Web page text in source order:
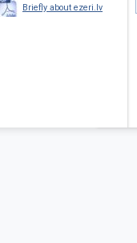
Briefly about ezeri.lv